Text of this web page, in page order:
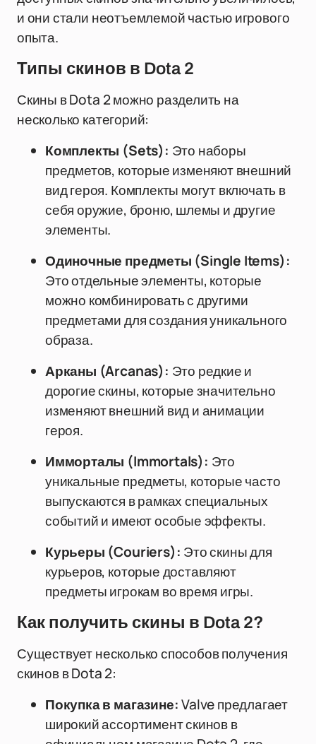
и они стали неотъемлемой частью игрового
опыта.
Типы скинов в Dota 2
Скины в Dota 2 можно разделить на
несколько категорий:
Комплекты (Sets): Это наборы
предметов, которые изменяют внешний
вид героя. Комплекты могут включать в
себя оружие, броню, шлемы и другие
элементы.
Одиночные предметы (Single Items):
Это отдельные элементы, которые
можно комбинировать с другими
предметами для создания уникального
образа.
Арканы (Arcanas): Это редкие и
дорогие скины, которые значительно
изменяют внешний вид и анимации
героя.
Имморталы (Immortals): Это
уникальные предметы, которые часто
выпускаются в рамках специальных
событий и имеют особые эффекты.
Курьеры (Couriers): Это скины для
курьеров, которые доставляют
предметы игрокам во время игры.
Как получить скины в Dota 2?
Существует несколько способов получения
скинов в Dota 2:
Покупка в магазине:Valve предлагает
широкий ассортимент скинов в